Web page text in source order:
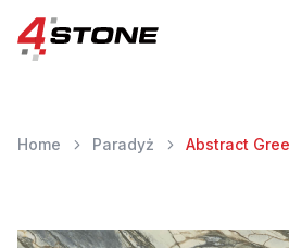
Home Paradyż Abstract